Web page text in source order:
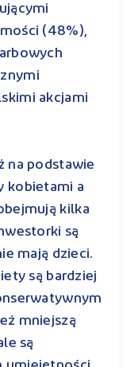
(48%),
akcjami
na podstawie
kobietami a
kilka
są
mają dzieci.
są bardziej
mniejszą
są